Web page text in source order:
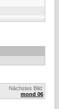
Nächstes Bild:
mond 06